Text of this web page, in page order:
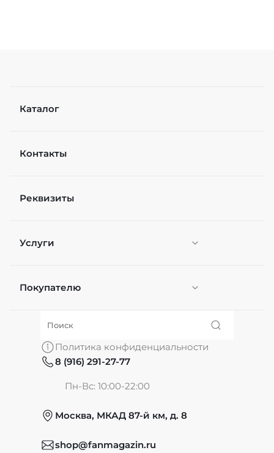
Каталог
Контакты
Реквизиты
Услуги
Персонификация
Покупателю
О нас
Обмен и возврат
Политика конфиденциальности
8 (916) 291-27-77
Пн-Вс: 10:00-22:00
Москва, МКАД 87-й км, д. 8
shop@fanmagazin.ru